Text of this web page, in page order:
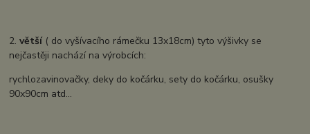
2.větší ( do vyšívacího rámečku 13x18cm) tyto výšivky se
nejčastěji nachází na výrobcích:
rychlozavinovačky, deky do kočárku, sety do kočárku, osušky
90x90cm atd...